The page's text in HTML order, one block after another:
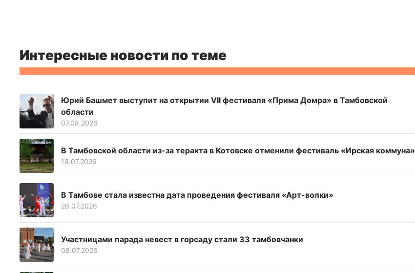
Интересные новости по теме
Юрий Башмет выступит на открытии VII фестиваля «Прима Домра» в Тамбовской
области
07.08.2026
В Тамбовской области из-за теракта в Котовске отменили фестиваль «Ирская коммуна»
18.07.2026
В Тамбове стала известна дата проведения фестиваля «Арт-волки»
26.07.2026
Участницами парада невест в горсаду стали 33 тамбовчанки
08.07.2026